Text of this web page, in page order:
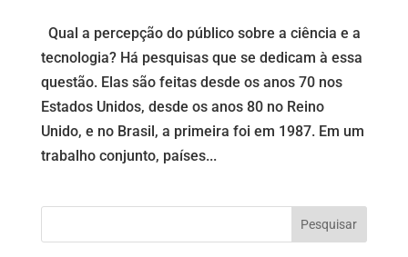
Qual a percepção do público sobre a ciência e a
tecnologia? Há pesquisas que se dedicam à essa
questão. Elas são feitas desde os anos 70 nos
Estados Unidos, desde os anos 80 no Reino
Unido, e no Brasil, a primeira foi em 1987. Em um
trabalho conjunto, países...